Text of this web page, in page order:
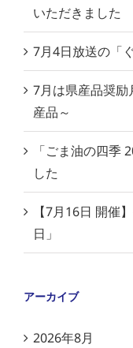
いただきました
7月4日放送の「
7月は県産品奨
産品～
「ごま油の四季
した
【7月16日 開催
日」
アーカイブ
2026年8月